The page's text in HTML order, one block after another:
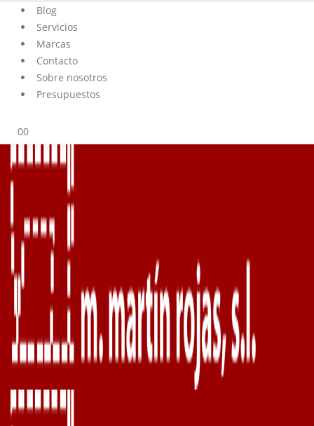
Blog
Servicios
Marcas
Contacto
Sobre nosotros
Presupuestos
00